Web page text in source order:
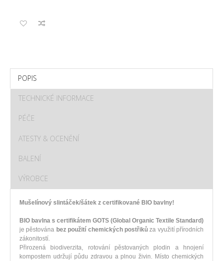
POPIS
TECHNICKÉ INFORMACE
PÉČE
ATESTY & OCENĚNÍ
BALENÍ
VÝROBCE
Mušelínový slintáček/šátek z certifikované BIO bavlny!
BIO bavlna s certifikátem GOTS (Global Organic Textile Standard)
je pěstována bez použití chemických postřikůza využití přírodních
zákonitostí.
Přirozená biodiverzita, rotování pěstovaných plodin a hnojení
kompostem udržují půdu zdravou a plnou živin. Místo chemických